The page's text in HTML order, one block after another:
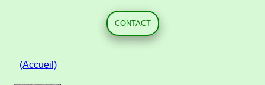
CONTACT
(Accueil)